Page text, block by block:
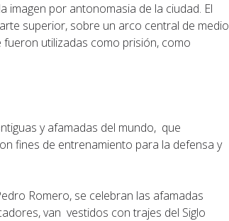
imagen por antonomasia de la ciudad. El
superior, sobre un arco central de medio
utilizadas como prisión, como
y afamadas del mundo, que
fines de entrenamiento para la defensa y
Romero, se celebran las afamadas
van vestidos con trajes del Siglo